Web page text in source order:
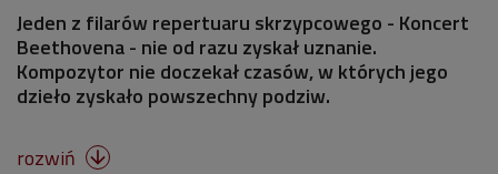
Jeden z filarów repertuaru skrzypcowego - Koncert
Beethovena - nie od razu zyskał uznanie.
Kompozytor nie doczekał czasów, w których jego
dzieło zyskało powszechny podziw.
rozwiń 